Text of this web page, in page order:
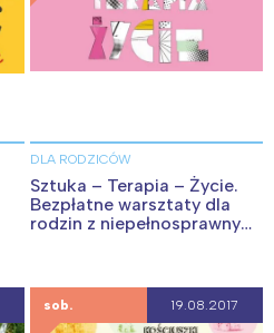
DLA RODZICÓW
Sztuka – Terapia – Życie.
Bezpłatne warsztaty dla
rodzin z niepełnosprawnym
sob. 19.08.2017
Śląsk
Południe
Północ